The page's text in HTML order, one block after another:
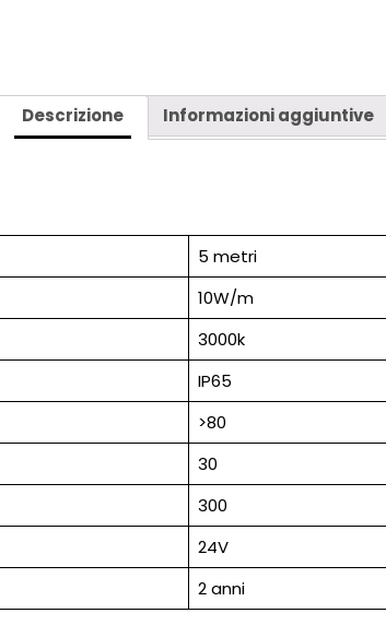
-
BOBINA
5
LIGHT
&
DESIGN
QUANTITÀ
Descrizione Informazioni aggiuntive
5 metri
10W/m
3000k
IP65
>80
30
300
24V
2 anni